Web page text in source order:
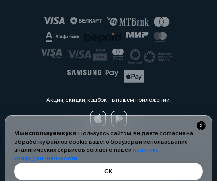
Мы используем куки.Пользуясь сайтом, вы даёте согласие на
обработку файлов cookie вашего браузера и использование
аналитических сервисов согласно нашей политике
конфиденциальности.
ОК
Акции, скидки, кэшбэк − в нашем приложении!